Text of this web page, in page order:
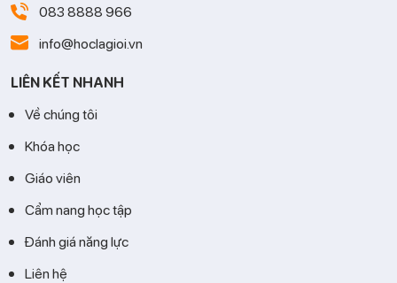
083 8888 966
info@hoclagioi.vn
LIÊN KẾT NHANH
Về chúng tôi
Khóa học
Giáo viên
Cẩm nang học tập
Đánh giá năng lực
Liên hệ